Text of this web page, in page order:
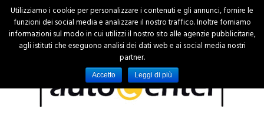
Utilizziamo i cookie per personalizzare i contenuti e gli annunci, fornire le
funzioni dei social media e analizzare il nostro traffico. Inoltre forniamo
informazioni sul modo in cui utilizzi il nostro sito alle agenzie pubblicitarie,
agli istituti che eseguono analisi dei dati web e ai social media nostri
partner.
Accetto Leggi di più